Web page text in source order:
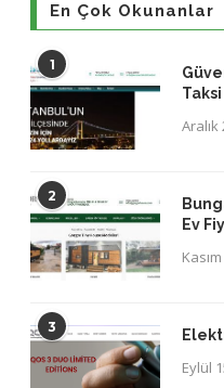
En Çok Okunanlar
1
Taksi
Aralık
2
Ev
3
Eylül